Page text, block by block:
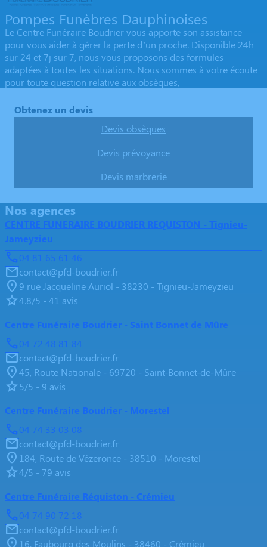
Pompes Funèbres Dauphinoises
Le Centre Funéraire Boudrier vous apporte son assistance
pour vous aider à gérer la perte d’un proche. Disponible 24h
sur 24 et 7j sur 7, nous vous proposons des formules
adaptées à toutes les situations. Nous sommes à votre écoute
pour toute question relative aux obsèques,
Obtenez un devis
Devis obsèques
Devis prévoyance
Devis marbrerie
Nos agences
CENTRE FUNERAIRE BOUDRIER REQUISTON - Tignieu-
Jameyzieu
04 81 65 61 46
contact@pfd-boudrier.fr
9 rue Jacqueline Auriol - 38230 - Tignieu-Jameyzieu
4.8/5 - 41 avis
Centre Funéraire Boudrier - Saint Bonnet de Mûre
04 72 48 81 84
contact@pfd-boudrier.fr
45, Route Nationale - 69720 - Saint-Bonnet-de-Mûre
5/5 - 9 avis
Centre Funéraire Boudrier - Morestel
04 74 33 03 08
contact@pfd-boudrier.fr
184, Route de Vézeronce - 38510 - Morestel
4/5 - 79 avis
Centre Funéraire Réquiston - Crémieu
04 74 90 72 18
contact@pfd-boudrier.fr
16, Faubourg des Moulins - 38460 - Crémieu